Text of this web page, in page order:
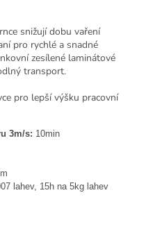
snižují dobu vaření
pro rychlé a snadné
zesílené laminátové
transport.
pro lepší výšku pracovní
3m/s: 10min
lahev, 15h na 5kg lahev